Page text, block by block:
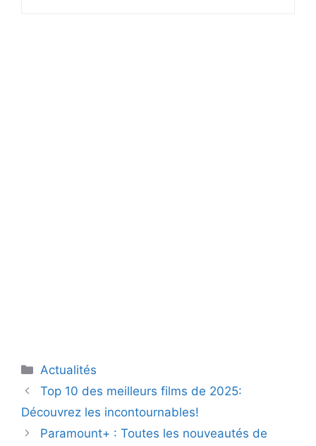
Catégories
Actualités
Top 10 des meilleurs films de 2025:
Découvrez les incontournables!
Paramount+ : Toutes les nouveautés de